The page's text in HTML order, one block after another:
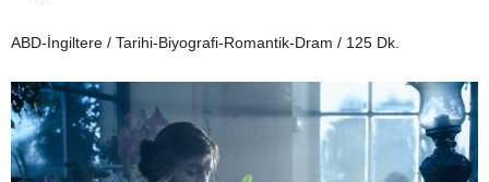
ABD-İngiltere / Tarihi-Biyografi-Romantik-Dram / 125 Dk.